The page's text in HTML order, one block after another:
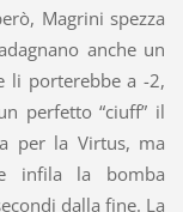
Magrini spezza
anche un
li porterebbe a -2,
perfetto “ciuff” il
per la Virtus, ma
infila la bomba
dalla fine. La